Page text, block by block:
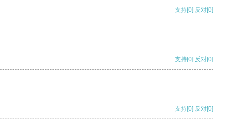
支持[0] 反对[0]
支持[0] 反对[0]
支持[0] 反对[0]